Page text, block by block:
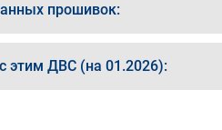
прошивок:
этим ДВС (на 01.2026):